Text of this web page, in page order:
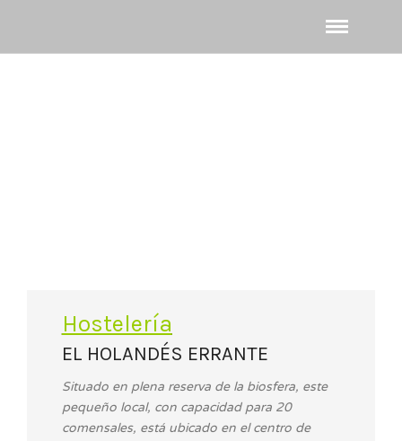
Hostelería
EL HOLANDÉS ERRANTE
Situado en plena reserva de la biosfera, este
pequeño local, con capacidad para 20
comensales, está ubicado en el centro de